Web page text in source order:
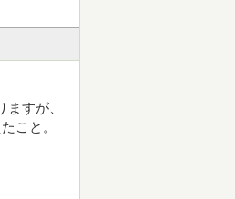
すが、
こと。